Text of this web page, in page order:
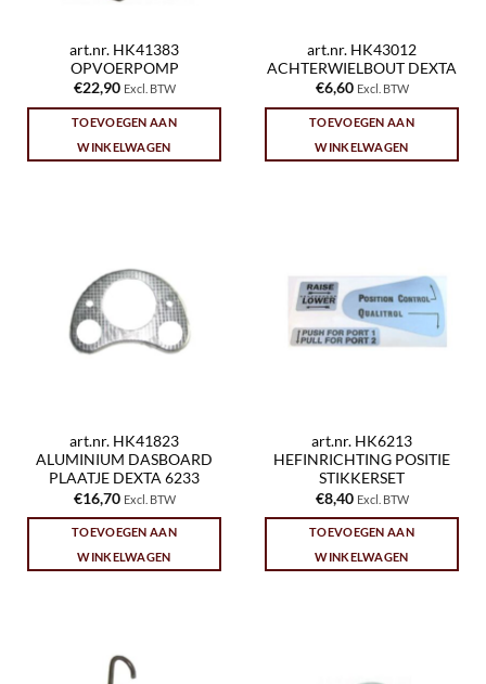
art.nr. HK41383
OPVOERPOMP
€22,90 Excl. BTW
TOEVOEGEN AAN
WINKELWAGEN
art.nr. HK43012
ACHTERWIELBOUT DEXTA
€6,60 Excl. BTW
TOEVOEGEN AAN
WINKELWAGEN
art.nr. HK41823
ALUMINIUM DASBOARD
PLAATJE DEXTA 6233
€16,70 Excl. BTW
TOEVOEGEN AAN
WINKELWAGEN
art.nr. HK6213
HEFINRICHTING POSITIE
STIKKERSET
€8,40 Excl. BTW
TOEVOEGEN AAN
WINKELWAGEN